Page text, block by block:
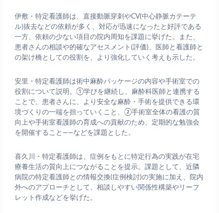
伊敷・特定看護師は、直接動脈穿刺やCV(中心静脈カテーテ
ル)抜去などの依頼が多く、対応が迅速になったと好評である
一方、依頼の少ない項目の院内周知を課題に挙げた。また、
患者さんの相談や的確なアセスメント(評価)、医師と看護師と
の架け橋としての役割を、より強化していく考えも示した。
安里・特定看護師は術中麻酔パッケージの内容や手術室での
役割について説明。①学びを継続し、麻酔科医師と連携する
ことで、患者さんに、より安全な麻酔・手術を提供できる環
境づくりの一端を担っていくこと、②手術室全体の看護の質
向上や手術室看護師の育成への貢献のため、定期的な勉強会
を開催すること――などを課題とした。
喜久川・特定看護師は、症例をもとに特定行為の実践が在宅
療養生活の質向上につながることを提示。課題として、近隣
病院の特定看護師との情報交換(症例検討)の実施に加え、院内
外へのアプローチとして、相談しやすい関係性構築やリーフ
レット作成などを挙げた。